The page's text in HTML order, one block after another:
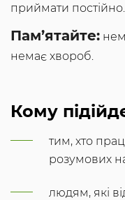
приймати постійно.
Пам’ятайте:
немає хвороб.
Кому
тим, хто
розумових
людям, які